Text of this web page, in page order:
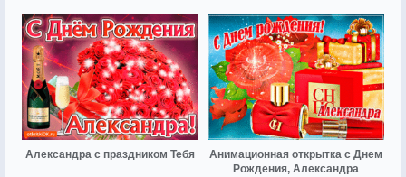
Александра с праздником Тебя
Анимационная открытка с Днем
Рождения, Александра